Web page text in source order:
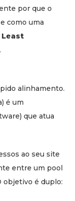
por que o
como uma
Least
alinhamento.
é um
que atua
ao seu site
entre um pool
objetivo é duplo: